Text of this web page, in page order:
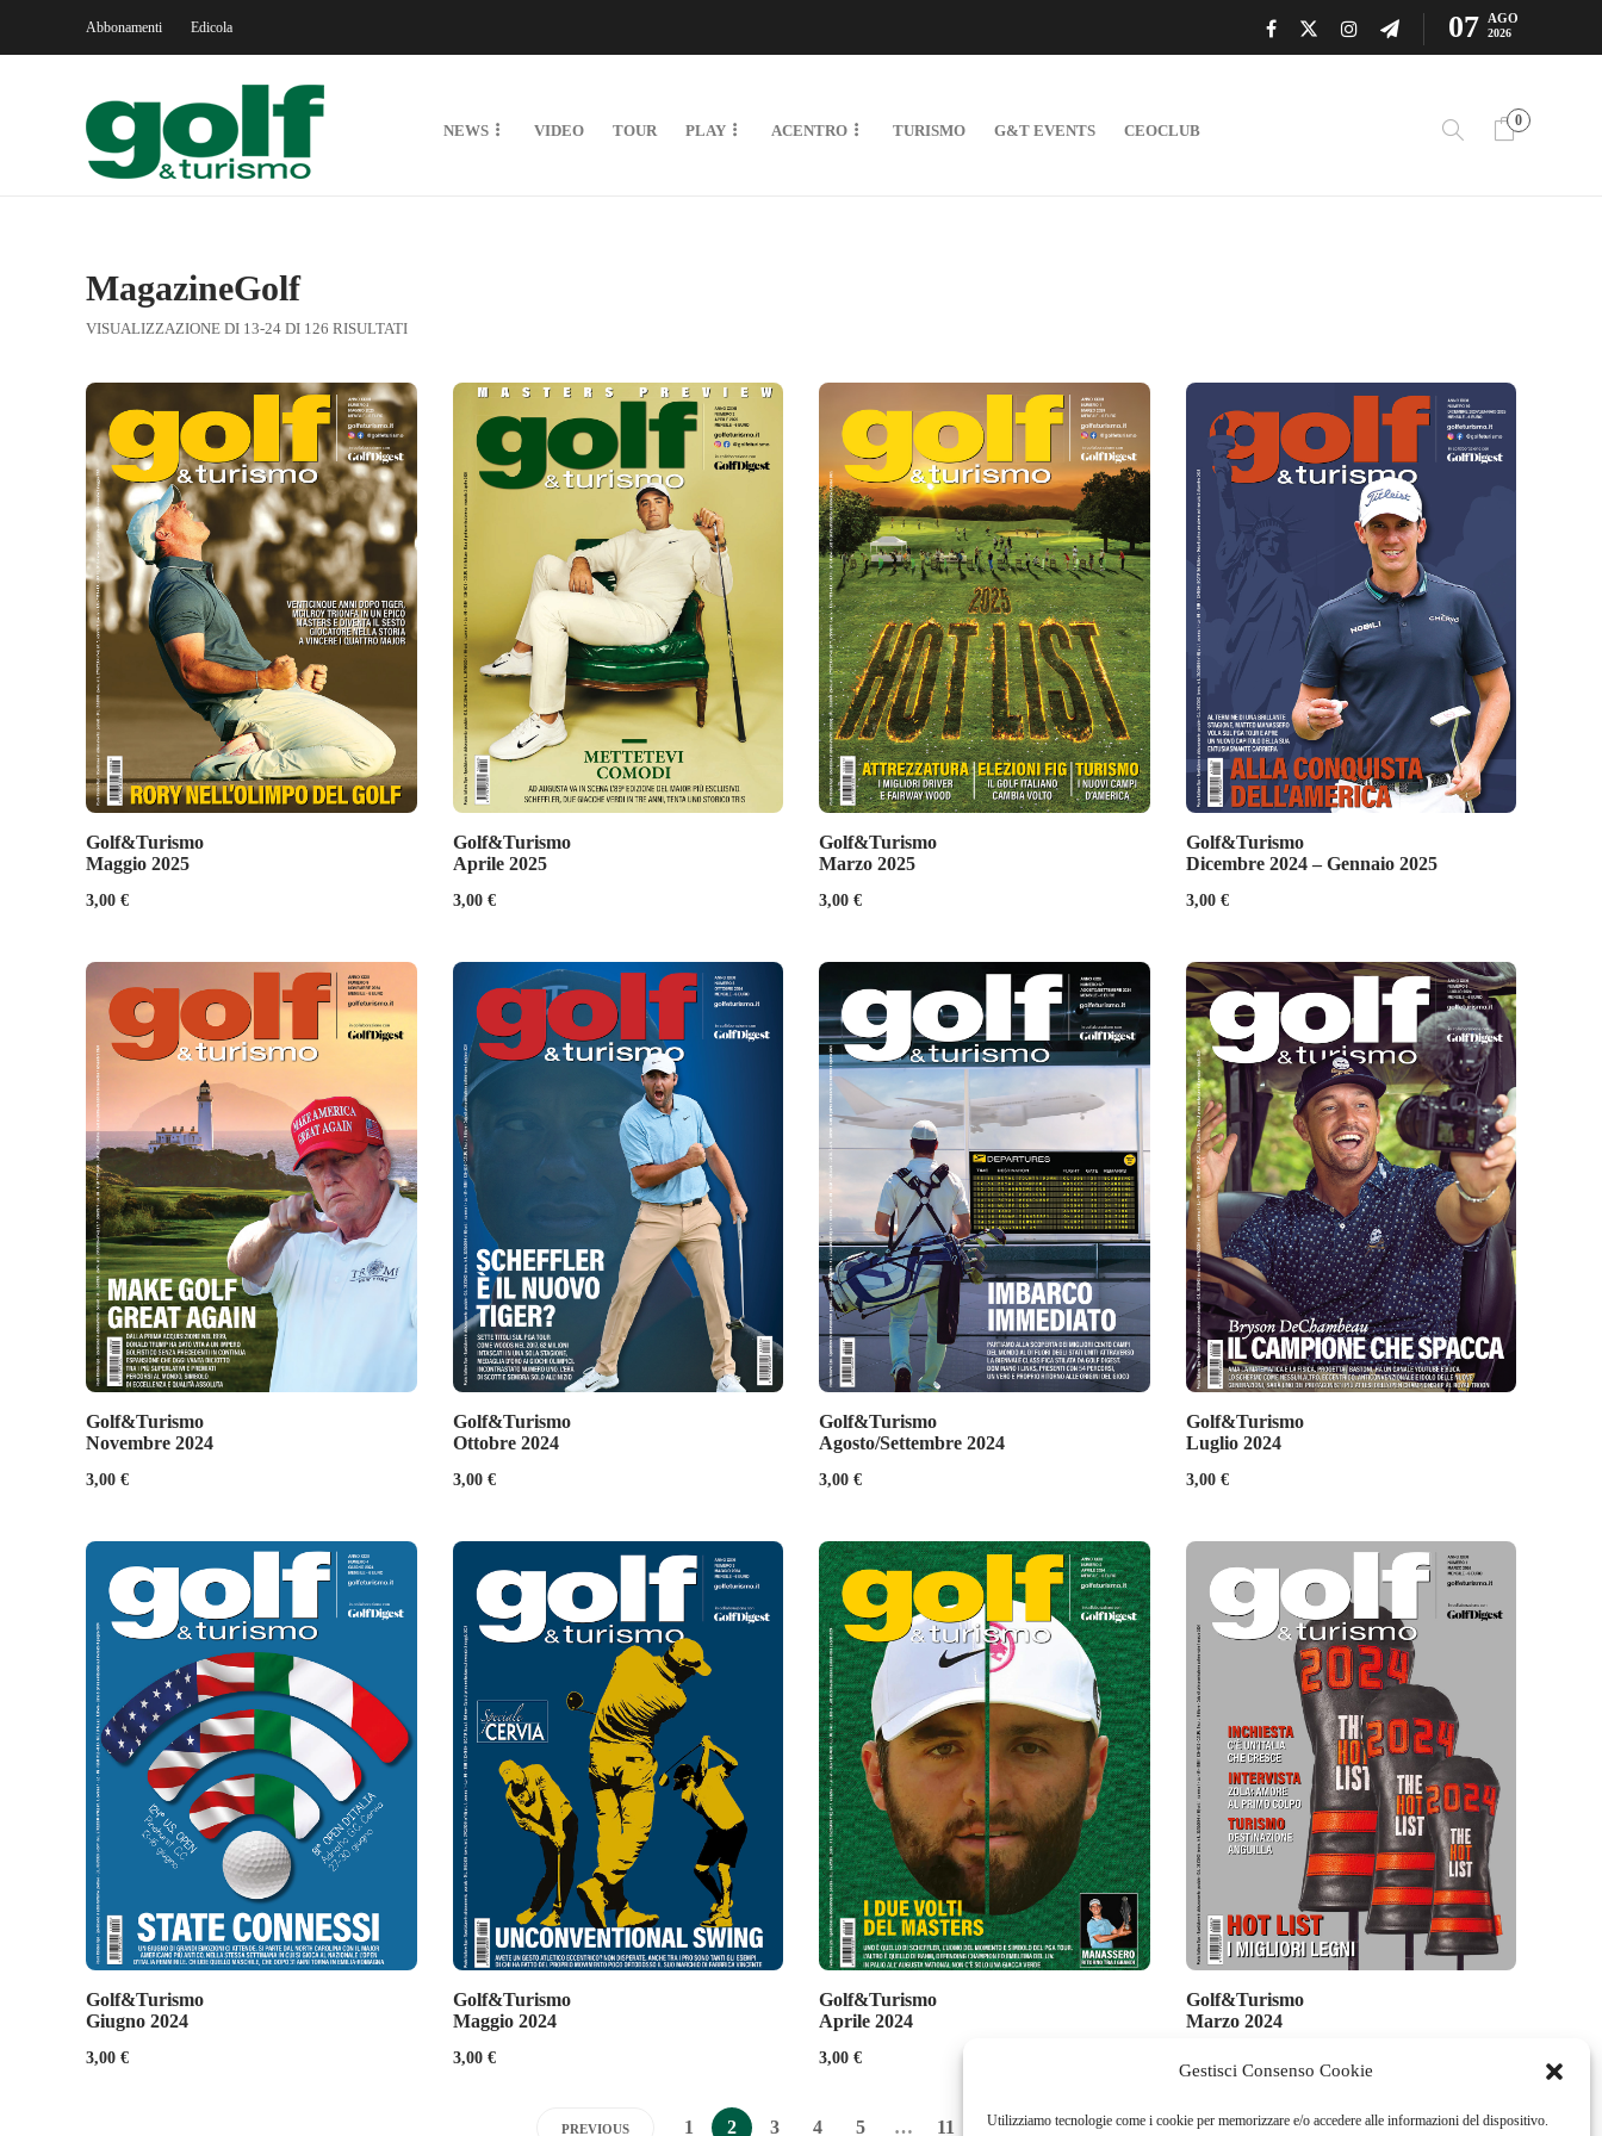
Gestisci Consenso Cookie
Utilizziamo tecnologie come i cookie per memorizzare e/o accedere alle informazioni del dispositivo.
Abbonamenti Edicola 07 AGO
2026
NEWS VIDEO TOUR PLAY ACENTRO TURISMO G&T EVENTS CEOCLUB
0
MagazineGolf
VISUALIZZAZIONE DI 13-24 DI 126 RISULTATI
Golf&Turismo
Maggio 2025
3,00 €
Golf&Turismo
Aprile 2025
3,00 €
Golf&Turismo
Marzo 2025
3,00 €
Golf&Turismo
Dicembre 2024 – Gennaio 2025
3,00 €
Golf&Turismo
Novembre 2024
3,00 €
Golf&Turismo
Ottobre 2024
3,00 €
Golf&Turismo
Agosto/Settembre 2024
3,00 €
Golf&Turismo
Luglio 2024
3,00 €
Golf&Turismo
Giugno 2024
3,00 €
Golf&Turismo
Maggio 2024
3,00 €
Golf&Turismo
Aprile 2024
3,00 €
Golf&Turismo
Marzo 2024
PREVIOUS 1 2 3 4 5 … 11 NEXT